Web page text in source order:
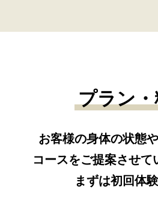
プラン
お客様の身体の状態
コースをご提案させて
まずは初回体験